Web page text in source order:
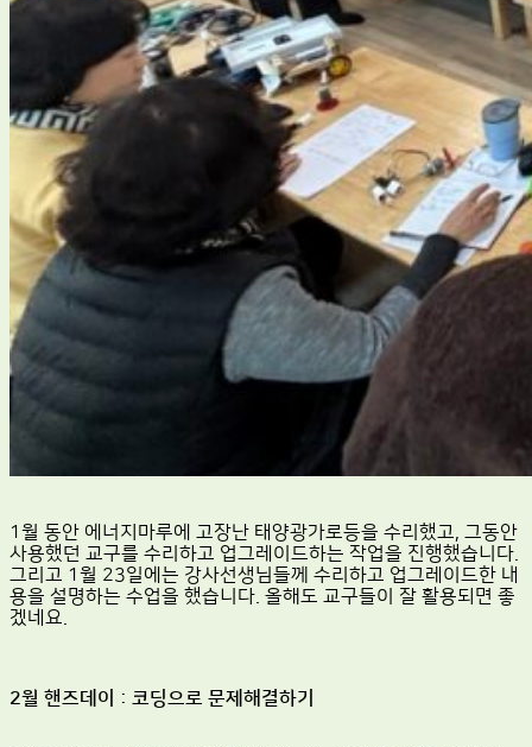
1월 동안 에너지마루에 고장난 태양광가로등을 수리했고, 그동안
사용했던 교구를 수리하고 업그레이드하는 작업을 진행했습니다.
그리고 1월 23일에는 강사선생님들께 수리하고 업그레이드한 내
용을 설명하는 수업을 했습니다. 올해도 교구들이 잘 활용되면 좋
겠네요.
2월 핸즈데이 : 코딩으로 문제해결하기